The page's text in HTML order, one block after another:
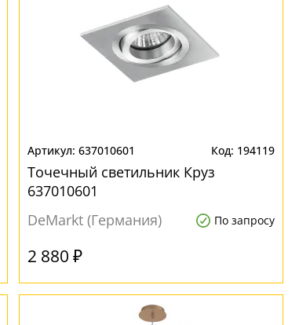
637010601 194119
Точечный светильник Круз
637010601
DeMarkt (Германия)
По запросу
2 880 ₽